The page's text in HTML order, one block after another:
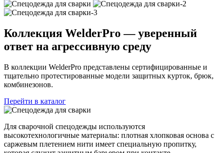
Коллекция WelderPro — уверенный
ответ на агрессивную среду
В коллекции WelderPro представлены сертифицированные и
тщательно протестированные модели защитных курток, брюк,
комбинезонов.
Перейти в каталог
Для сварочной спецодежды используются
высокотехнологичные материалы: плотная хлопковая основа с
саржевым плетением нити имеет специальную пропитку,